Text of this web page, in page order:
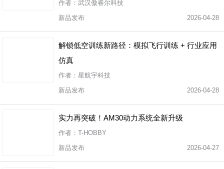
作者：武汉傲睿尔科技
新品发布
2026-04-28
解锁低空训练新路径：模拟飞行训练 + 行业应用
仿真
作者：星航宇科技
新品发布
2026-04-28
实力再突破！AM30动力系统全新升级
作者：T-HOBBY
新品发布
2026-04-27